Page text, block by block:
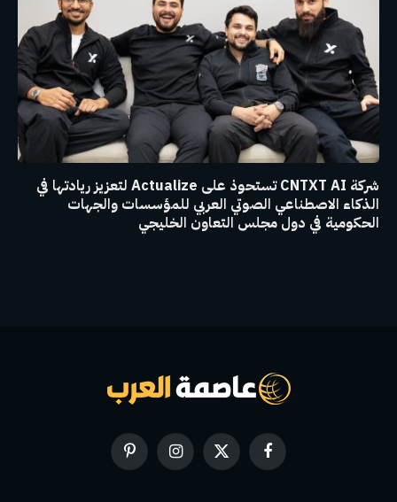
شركة CNTXT AI تستحوذ على Actualize لتعزيز ريادتها في
الذكاء الاصطناعي الصوتي العربي للمؤسسات والجهات
الحكومية في دول مجلس التعاون الخليجي
فيسبوك
X
(Twitter)
الانستغرامبينتيريست